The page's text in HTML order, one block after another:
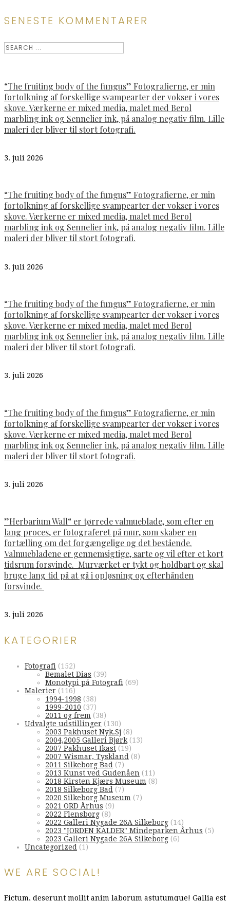
SENESTE KOMMENTARER
“The fruiting body of the fungus” Fotografierne, er min
fortolkning af forskellige svampearter der vokser i vores
skove. Værkerne er mixed media, malet med Berol
marbling ink og Sennelier ink, på analog negativ film. Lille
maleri der bliver til stort fotografi.
3. juli 2026
“The fruiting body of the fungus” Fotografierne, er min
fortolkning af forskellige svampearter der vokser i vores
skove. Værkerne er mixed media, malet med Berol
marbling ink og Sennelier ink, på analog negativ film. Lille
maleri der bliver til stort fotografi.
3. juli 2026
“The fruiting body of the fungus” Fotografierne, er min
fortolkning af forskellige svampearter der vokser i vores
skove. Værkerne er mixed media, malet med Berol
marbling ink og Sennelier ink, på analog negativ film. Lille
maleri der bliver til stort fotografi.
3. juli 2026
“The fruiting body of the fungus” Fotografierne, er min
fortolkning af forskellige svampearter der vokser i vores
skove. Værkerne er mixed media, malet med Berol
marbling ink og Sennelier ink, på analog negativ film. Lille
maleri der bliver til stort fotografi.
3. juli 2026
”Herbarium Wall“ er tørrede valmueblade, som efter en
lang proces, er fotograferet på mur, som skaber en
fortælling om det forgængelige og det bestående.
Valmuebladene er gennemsigtige, sarte og vil efter et kort
tidsrum forsvinde. Murværket er tykt og holdbart og skal
bruge lang tid på at gå i opløsning og efterhånden
forsvinde.
3. juli 2026
KATEGORIER
Fotografi (152)
Bemalet Dias (39)
Monotypi på Fotografi (69)
Malerier (116)
1994-1998 (38)
1999-2010 (37)
2011 og frem (38)
Udvalgte udstillinger (130)
2003 Pakhuset Nyk.Sj (8)
2004,2005 Galleri Bjørk (13)
2007 Pakhuset Ikast (19)
2007 Wismar, Tyskland (8)
2011 Silkeborg Bad (7)
2013 Kunst ved Gudenåen (11)
2018 Kirsten Kjærs Museum (8)
2018 Silkeborg Bad (7)
2020 Silkeborg Museum (7)
2021 ORD Århus (9)
2022 Flensborg (8)
2022 Galleri Nygade 26A Silkeborg (14)
2023 "JORDEN KALDER" Mindeparken Århus (5)
2023 Galleri Nygade 26A Silkeborg (6)
Uncategorized (1)
WE ARE SOCIAL!
Fictum, deserunt mollit anim laborum astutumque! Gallia est